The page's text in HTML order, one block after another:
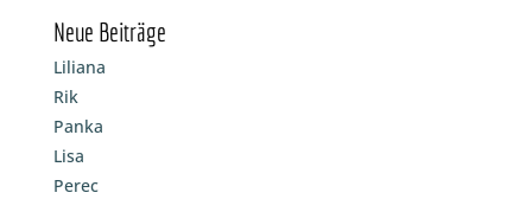
Neue Beiträge
Liliana
Rik
Panka
Lisa
Perec